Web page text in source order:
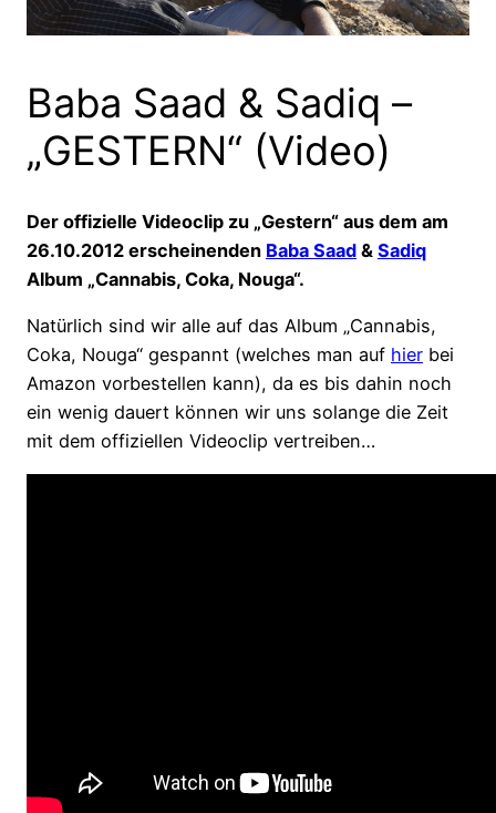
Baba Saad & Sadiq –
„GESTERN“ (Video)
Der offizielle Videoclip zu „Gestern“ aus dem am
26.10.2012 erscheinenden Baba Saad & Sadiq
Album „Cannabis, Coka, Nouga“.
Natürlich sind wir alle auf das Album „Cannabis,
Coka, Nouga“ gespannt (welches man auf hier bei
Amazon vorbestellen kann), da es bis dahin noch
ein wenig dauert können wir uns solange die Zeit
mit dem offiziellen Videoclip vertreiben…